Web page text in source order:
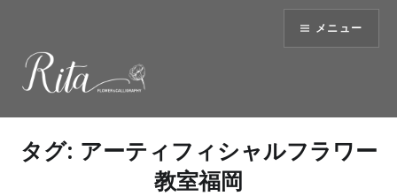
へ
メニュー
タグ: アーティフィシャルフラワー
教室福岡